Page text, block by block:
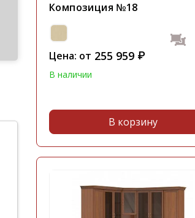
Композиция №18
Цена: от 255 959 ₽
В наличии
В корзину